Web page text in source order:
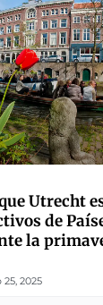
Utrecht
de
la
25, 2025